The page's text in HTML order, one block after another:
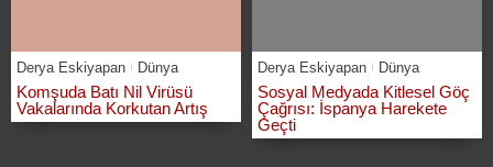
Derya Eskiyapan Dünya
Komşuda Batı Nil Virüsü
Vakalarında Korkutan Artış
Derya Eskiyapan Dünya
Sosyal Medyada Kitlesel Göç
Çağrısı: İspanya Harekete
Geçti